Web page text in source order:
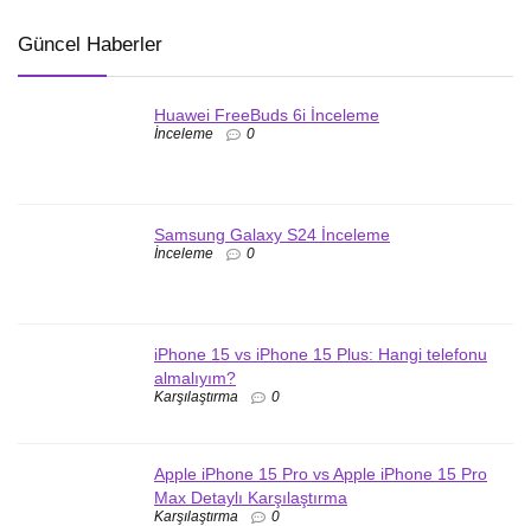
Güncel Haberler
Huawei FreeBuds 6i İnceleme
İnceleme 0
Samsung Galaxy S24 İnceleme
İnceleme 0
iPhone 15 vs iPhone 15 Plus: Hangi telefonu
almalıyım?
Karşılaştırma 0
Apple iPhone 15 Pro vs Apple iPhone 15 Pro
Max Detaylı Karşılaştırma
Karşılaştırma 0